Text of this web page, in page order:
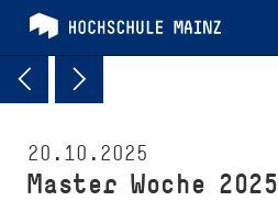
20.10.2025
Master Woche 2025